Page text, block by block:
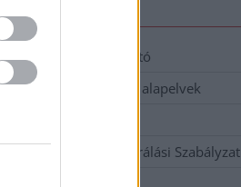
Adatkezelési tájékoztató
Etikai és függetlenségi alapelvek
Hozzászólási és Moderálási Szabályzat